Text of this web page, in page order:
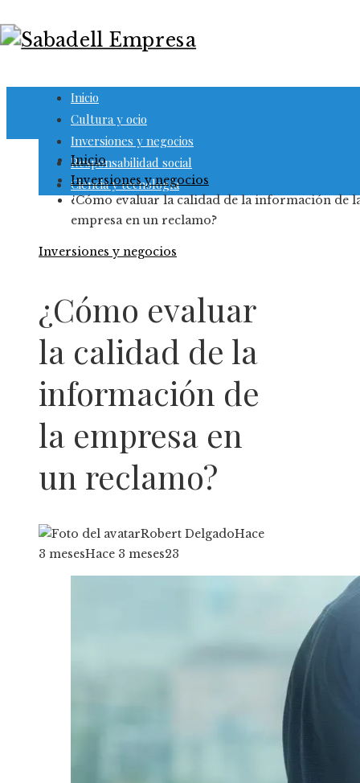
Inicio
Cultura y ocio
Inversiones y negocios
Responsabilidad social
Ciencia y tecnología
Inicio
Inversiones y negocios
¿Cómo evaluar la calidad de la información de
empresa en un reclamo?
Inversiones y negocios
¿Cómo evaluar
la calidad de la
información de
la empresa en
un reclamo?
Robert DelgadoHace
3 mesesHace 3 meses23